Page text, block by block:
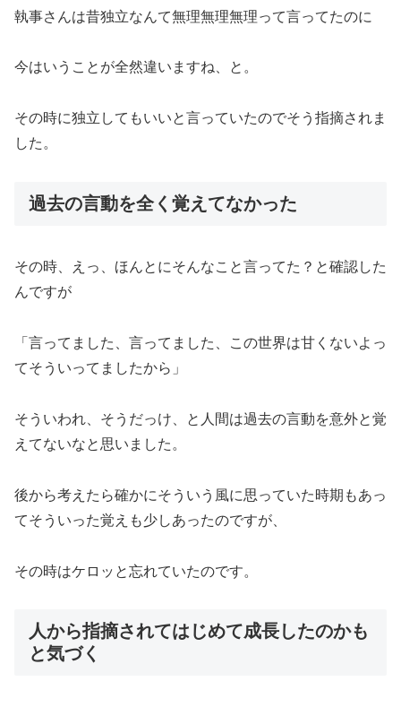
執事さんは昔独立なんて無理無理無理って言ってたのに
今はいうことが全然違いますね、と。
その時に独立してもいいと言っていたのでそう指摘されま
した。
過去の言動を全く覚えてなかった
その時、えっ、ほんとにそんなこと言ってた？と確認した
んですが
「言ってました、言ってました、この世界は甘くないよっ
てそういってましたから」
そういわれ、そうだっけ、と人間は過去の言動を意外と覚
えてないなと思いました。
後から考えたら確かにそういう風に思っていた時期もあっ
てそういった覚えも少しあったのですが、
その時はケロッと忘れていたのです。
人から指摘されてはじめて成長したのかも
と気づく